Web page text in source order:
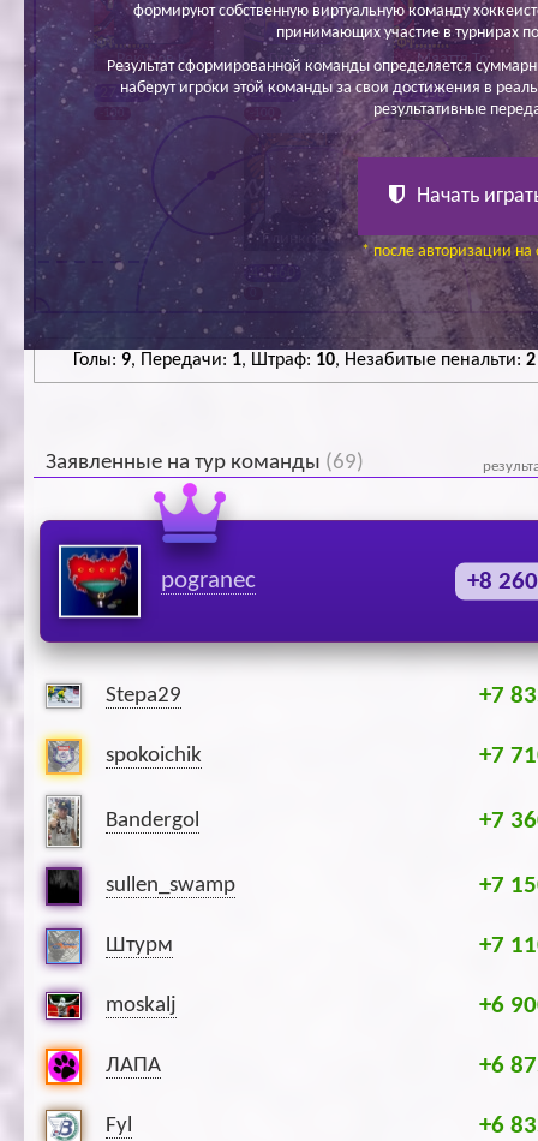
формируют собственную виртуальную команду
принимающих участие в турнирах
Результат сформированной команды определяется
наберут игроки этой команды за свои достижения в
результативные
Начать
* после авторизации на
Блинков М.
42 460
Рекунов К.
27 300
-100
Гурьев М.
29 100
Мяаття То.
37 350
+200
Голы: 9, Передачи: 1, Штраф: 10, Незабитые пенальти: 2
Заявленные на тур команды (69)
pogranec +8 260
Stepa29 +7
spokoichik +7
Bandergol +7
sullen_swamp +7
Штурм +7
moskalj +6
ЛАПА +6
Fyl +6